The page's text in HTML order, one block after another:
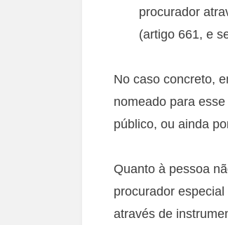
procurador
(artigo 661, e
No caso concreto,
nomeado para
público, ou ainda
Quanto à pessoa
procurador
através de